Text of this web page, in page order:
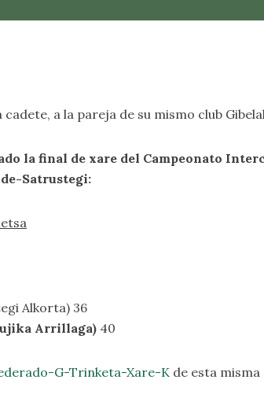
a la pareja de su mismo club
la final de xare del Campeonato
Satrustegi:
Alkorta) 36
Arrillaga) 40
G-Trinketa-Xare-K de esta misma